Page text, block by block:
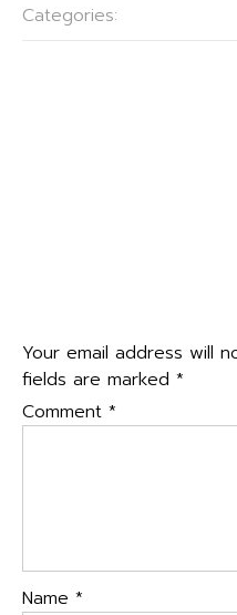
Categories:
Your email address will
fields are marked *
Comment *
Name *